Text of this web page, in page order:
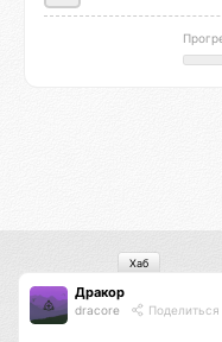
Дракор
dracore Поделиться
Хаб